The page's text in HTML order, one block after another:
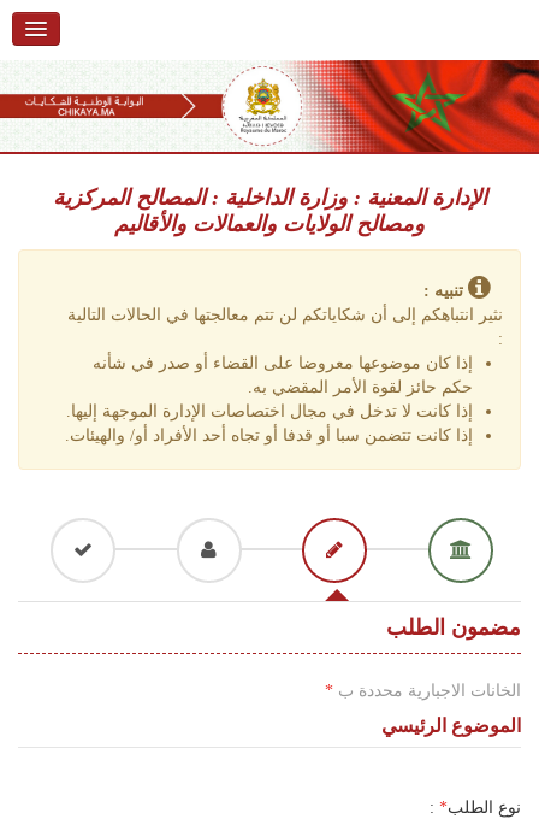
استقبال
حول البوابة
تقديم شكاية
تقديم ملاحظة
تقديم إقتراح
أسئلة وأجوبة
إحصائيات
اللغة
العربية
navigation
الإدارة المعنية : وزارة الداخلية : المصالح المركزية
ومصالح الولايات والعمالات والأقاليم
تنبيه :
نثير انتباهكم إلى أن شكاياتكم لن تتم معالجتها في الحالات التالية
:
إذا كان موضوعها معروضا على القضاء أو صدر في شأنه
حكم حائز لقوة الأمر المقضي به.
إذا كانت لا تدخل في مجال اختصاصات الإدارة الموجهة إليها.
إذا كانت تتضمن سبا أو قدفا أو تجاه أحد الأفراد أو/ والهيئات.
مضمون الطلب
الخانات الاجبارية محددة ب *
الموضوع الرئيسي
نوع الطلب*
: